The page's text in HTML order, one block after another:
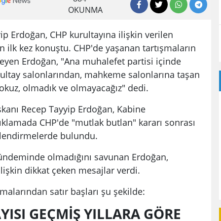
OKUNMA
Erdoğan, CHP kurultayına ilişkin verilen
ilk kez konuştu. CHP'de yaşanan tartışmaların
Erdoğan, "Ana muhalefet partisi içinde
salonlarından, mahkeme salonlarına taşan
olmadık ve olmayacağız" dedi.
Recep Tayyip Erdoğan, Kabine
CHP'de "mutlak butlan" kararı sonrası
bulundu.
olmadığını savunan Erdoğan,
dikkat çeken mesajlar verdi.
satır başları şu şekilde:
GEÇMİŞ YILLARA GÖRE